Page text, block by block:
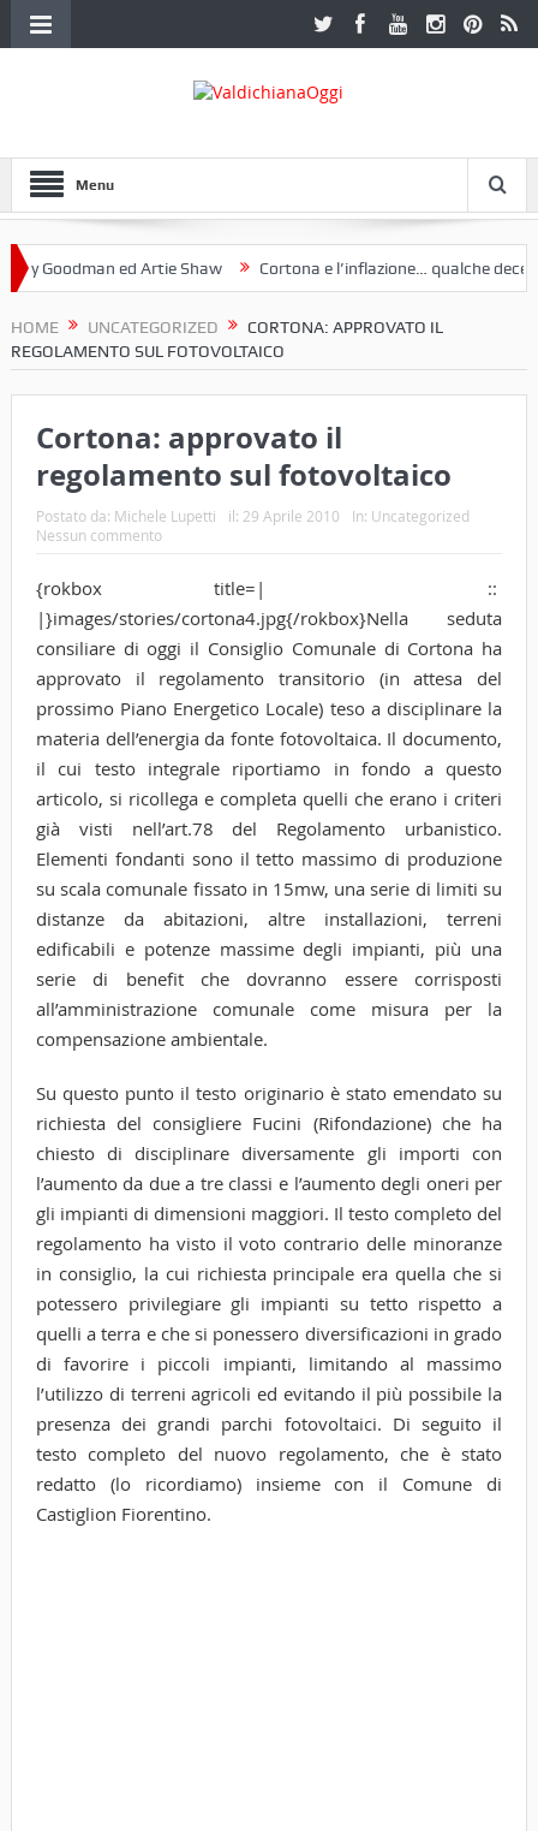
Menu
ed Artie Shaw Cortona e l’inflazione… qualche decennio
HOME UNCATEGORIZED
CORTONA: APPROVATO IL
REGOLAMENTO SUL FOTOVOLTAICO
Cortona: approvato il
regolamento sul fotovoltaico
Postato da: Michele Lupetti il: 29 Aprile 2010 In: Uncategorized
Nessun commento
{rokbox title=| ::
|}images/stories/cortona4.jpg{/rokbox}Nella seduta
consiliare di oggi il Consiglio Comunale di Cortona ha
approvato il regolamento transitorio (in attesa del
prossimo Piano Energetico Locale) teso a disciplinare la
materia dell’energia da fonte fotovoltaica. Il documento,
il cui testo integrale riportiamo in fondo a questo
articolo, si ricollega e completa quelli che erano i criteri
già visti nell’art.78 del Regolamento urbanistico.
Elementi fondanti sono il tetto massimo di produzione
su scala comunale fissato in 15mw, una serie di limiti su
distanze da abitazioni, altre installazioni, terreni
edificabili e potenze massime degli impianti, più una
serie di benefit che dovranno essere corrisposti
all’amministrazione comunale come misura per la
compensazione ambientale.
Su questo punto il testo originario è stato emendato su
richiesta del consigliere Fucini (Rifondazione) che ha
chiesto di disciplinare diversamente gli importi con
l’aumento da due a tre classi e l’aumento degli oneri per
gli impianti di dimensioni maggiori. Il testo completo del
regolamento ha visto il voto contrario delle minoranze
in consiglio, la cui richiesta principale era quella che si
potessero privilegiare gli impianti su tetto rispetto a
quelli a terra e che si ponessero diversificazioni in grado
di favorire i piccoli impianti, limitando al massimo
l’utilizzo di terreni agricoli ed evitando il più possibile la
presenza dei grandi parchi fotovoltaici. Di seguito il
testo completo del nuovo regolamento, che è stato
redatto (lo ricordiamo) insieme con il Comune di
Castiglion Fiorentino.